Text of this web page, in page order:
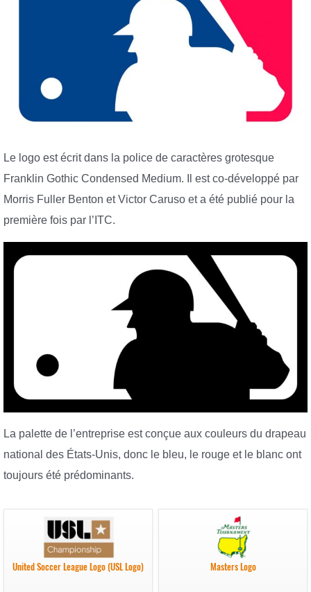
Le logo est écrit dans la police de caractères grotesque
Franklin Gothic Condensed Medium. Il est co-développé par
Morris Fuller Benton et Victor Caruso et a été publié pour la
première fois par l’ITC.
La palette de l’entreprise est conçue aux couleurs du drapeau
national des États-Unis, donc le bleu, le rouge et le blanc ont
toujours été prédominants.
United Soccer League Logo (USL Logo) Masters Logo